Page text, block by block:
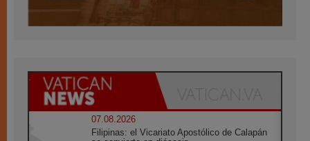
07.08.2026
Filipinas: el Vicariato Apostólico de Calapán